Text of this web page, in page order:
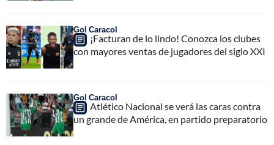
Gol Caracol
¡Facturan de lo lindo! Conozca los clubes
con mayores ventas de jugadores del siglo XXI
Gol Caracol
Atlético Nacional se verá las caras contra
un grande de América, en partido preparatorio